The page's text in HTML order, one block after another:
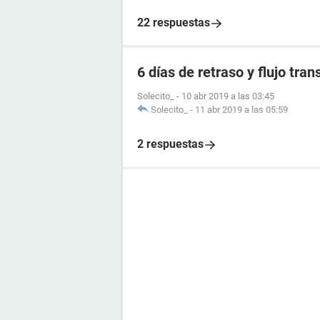
22 respuestas
6 días de retraso y flujo
Solecito_ - 10 abr 2019 a las 03:45
Solecito_ - 11 abr 2019 a las 05:59
2 respuestas